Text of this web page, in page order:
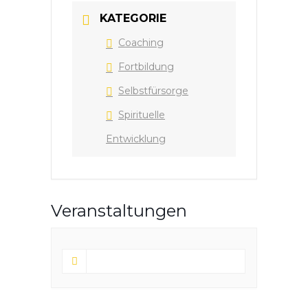
KATEGORIE
Coaching
Fortbildung
Selbstfürsorge
Spirituelle
Entwicklung
Veranstaltungen